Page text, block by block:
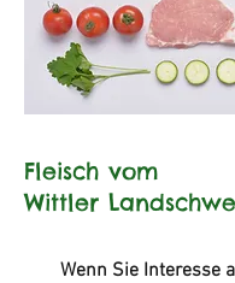
Fleisch vom
Wittler
Wenn Sie Interesse